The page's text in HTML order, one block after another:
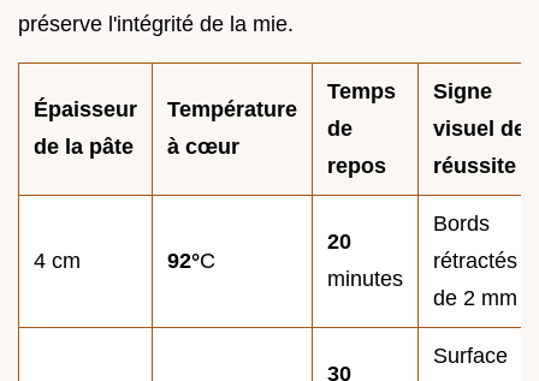
préserve l'intégrité de la mie.
Épaisseur
de la pâte
Température
à cœur
Temps
de
repos
Signe
visuel de
réussite
4 cm 92°C
20
minutes
Bords
rétractés
de 2 mm
30
Surface